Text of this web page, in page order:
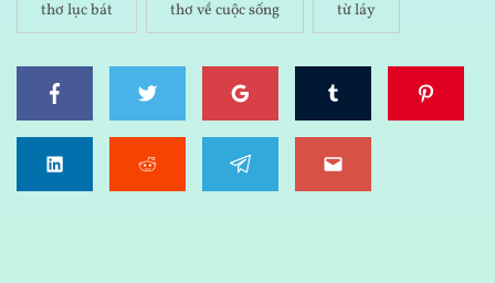
thơ lục bát thơ về cuộc sống từ láy